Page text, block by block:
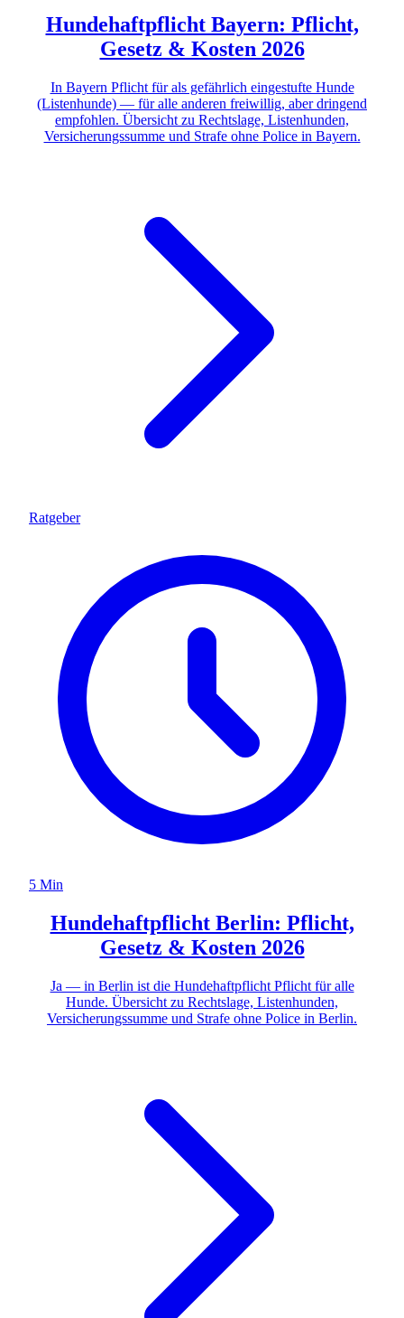
Hundehaftpflicht Bayern: Pflicht,
Gesetz & Kosten 2026
In Bayern Pflicht für als gefährlich eingestufte Hunde
(Listenhunde) — für alle anderen freiwillig, aber dringend
empfohlen. Übersicht zu Rechtslage, Listenhunden,
Versicherungssumme und Strafe ohne Police in Bayern.
Ratgeber
5 Min
Hundehaftpflicht Berlin: Pflicht,
Gesetz & Kosten 2026
Ja — in Berlin ist die Hundehaftpflicht Pflicht für alle
Hunde. Übersicht zu Rechtslage, Listenhunden,
Versicherungssumme und Strafe ohne Police in Berlin.